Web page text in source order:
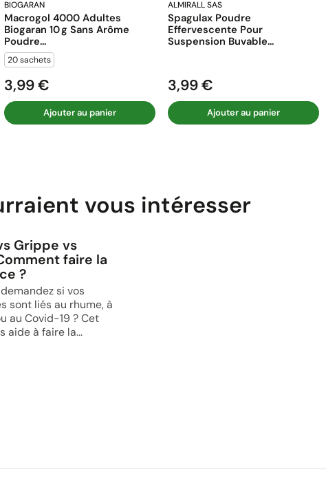
BIOGARAN
Macrogol 4000 Adultes
Biogaran 10 G Sans Arôme
Poudre...
20 sachets
Prix
3,99 €
Ajouter au panier
ALMIRALL SAS
Spagulax Poudre
Effervescente Pour
Suspension Buvable...
Prix
3,99 €
Ajouter au panier
vous intéresser
Grippe vs
faire la
?
si vos
sont liés au rhume, à
au Covid-19 ? Cet
aide à faire la...